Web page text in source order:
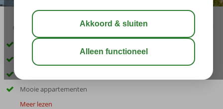
03:30
Gelegen in Bitez
Dicht bij een privéstrand
Mooie appartementen
Meer lezen